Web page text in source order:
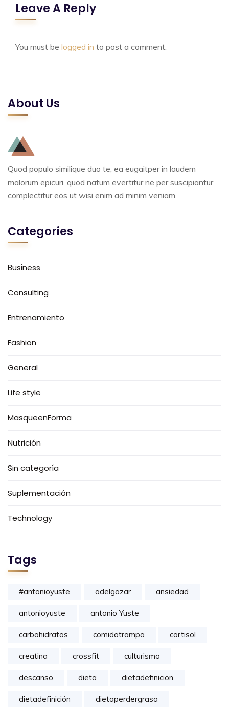
Leave A Reply
You must be logged in to post a comment.
About Us
Quod populo similique duo te, ea eugaitper in laudem
malorum epicuri, quod natum evertitur ne per suscipiantur
complectitur eos ut wisi enim ad minim veniam.
Categories
Business
Consulting
Entrenamiento
Fashion
General
Life style
MasqueenForma
Nutrición
Sin categoría
Suplementación
Technology
Tags
#antonioyuste adelgazar ansiedad
antonioyuste antonio Yuste
carbohidratos comidatrampa cortisol
creatina crossfit culturismo
descanso dieta dietadefinicion
dietadefinición dietaperdergrasa